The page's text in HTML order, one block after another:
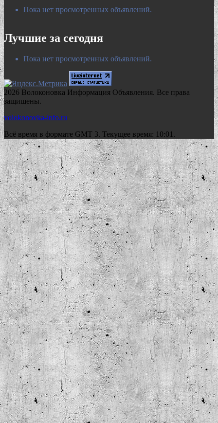
Пока нет просмотренных объявлений.
Лучшие за сегодня
Пока нет просмотренных объявлений.
2026 Волоконовка Информация Объявления. Все права
защищены.
volokonovka-info.ru
Всё время в формате GMT 3. Текущее время: 10:01.